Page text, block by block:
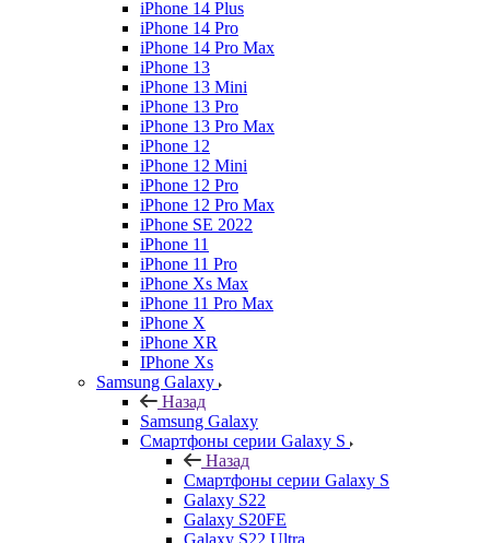
iPhone 14 Plus
iPhone 14 Pro
iPhone 14 Pro Max
iPhone 13
iPhone 13 Mini
iPhone 13 Pro
iPhone 13 Pro Max
iPhone 12
iPhone 12 Mini
iPhone 12 Pro
iPhone 12 Pro Max
iPhone SE 2022
iPhone 11
iPhone 11 Pro
iPhone Xs Max
iPhone 11 Pro Max
iPhone X
iPhone XR
IPhone Xs
Samsung Galaxy
Назад
Samsung Galaxy
Смартфоны серии Galaxy S
Назад
Смартфоны серии Galaxy S
Galaxy S22
Galaxy S20FE
Galaxy S22 Ultra